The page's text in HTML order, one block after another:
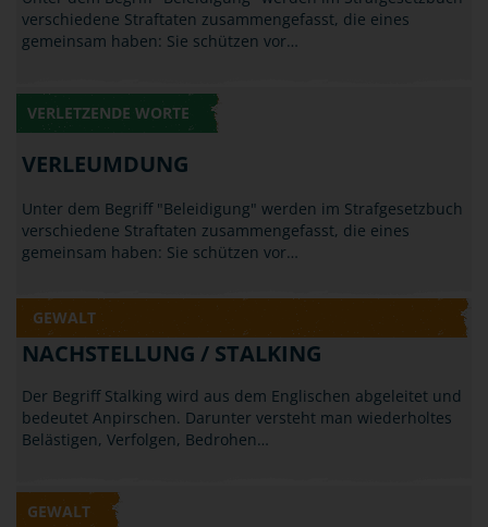
verschiedene Straftaten zusammengefasst, die eines
gemeinsam haben: Sie schützen vor…
VERLETZENDE WORTE
VERLEUMDUNG
Unter dem Begriff "Beleidigung" werden im Strafgesetzbuch
verschiedene Straftaten zusammengefasst, die eines
gemeinsam haben: Sie schützen vor…
GEWALT
NACHSTELLUNG / STALKING
Der Begriff Stalking wird aus dem Englischen abgeleitet und
bedeutet Anpirschen. Darunter versteht man wiederholtes
Belästigen, Verfolgen, Bedrohen…
GEWALT